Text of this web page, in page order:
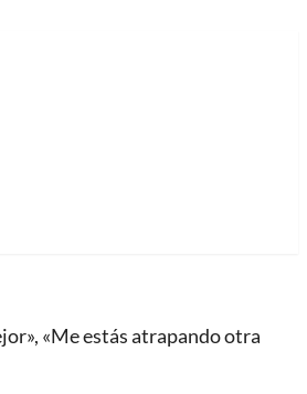
«Me estás atrapando otra